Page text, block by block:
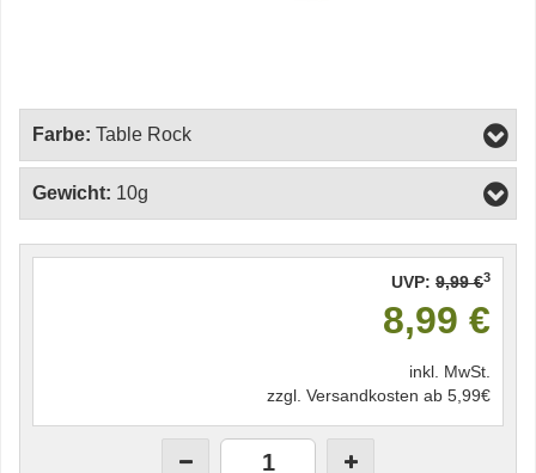
Farbe: Table Rock
Gewicht: 10g
UVP: 9,99 €3
8,99 €
inkl. MwSt.
zzgl. Versandkosten ab 5,99€